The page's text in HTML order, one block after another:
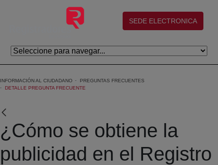
Skip to Main Content
(abre en nueva ventana)
SEDE ELECTRONICA
INFORMACIÓN AL CIUDADANO
PREGUNTAS FRECUENTES
DETALLE PREGUNTA FRECUENTE
¿Cómo se obtiene la
publicidad en el Registro